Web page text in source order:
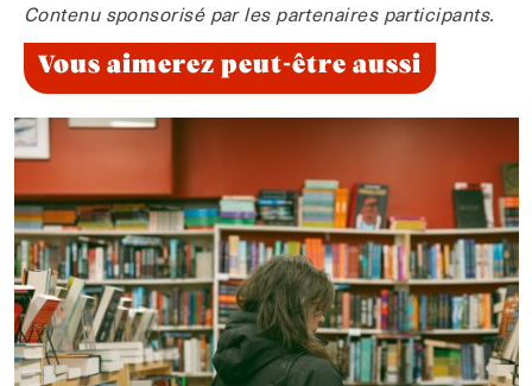
Contenu sponsorisé par les partenaires participants.
Vous aimerez peut-être aussi